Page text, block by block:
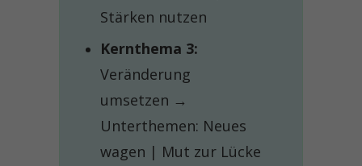
Stärken nutzen
Kernthema 3:
Veränderung
umsetzen →
Unterthemen: Neues
wagen | Mut zur Lücke